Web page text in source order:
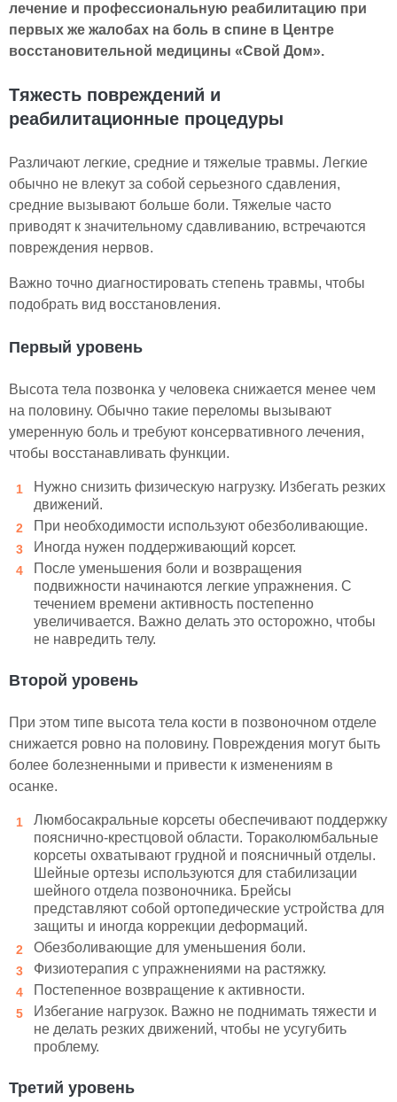
лечение и профессиональную реабилитацию при
первых же жалобах на боль в спине в Центре
восстановительной медицины «Свой Дом».
Тяжесть повреждений и
реабилитационные процедуры
Различают легкие, средние и тяжелые травмы. Легкие
обычно не влекут за собой серьезного сдавления,
средние вызывают больше боли. Тяжелые часто
приводят к значительному сдавливанию, встречаются
повреждения нервов.
Важно точно диагностировать степень травмы, чтобы
подобрать вид восстановления.
Первый уровень
Высота тела позвонка у человека снижается менее чем
на половину. Обычно такие переломы вызывают
умеренную боль и требуют консервативного лечения,
чтобы восстанавливать функции.
Нужно снизить физическую нагрузку. Избегать резких
движений.
При необходимости используют обезболивающие.
Иногда нужен поддерживающий корсет.
После уменьшения боли и возвращения
подвижности начинаются легкие упражнения. С
течением времени активность постепенно
увеличивается. Важно делать это осторожно, чтобы
не навредить телу.
Второй уровень
При этом типе высота тела кости в позвоночном отделе
снижается ровно на половину. Повреждения могут быть
более болезненными и привести к изменениям в
осанке.
Люмбосакральные корсеты обеспечивают поддержку
пояснично-крестцовой области. Тораколюмбальные
корсеты охватывают грудной и поясничный отделы.
Шейные ортезы используются для стабилизации
шейного отдела позвоночника. Брейсы
представляют собой ортопедические устройства для
защиты и иногда коррекции деформаций.
Обезболивающие для уменьшения боли.
Физиотерапия с упражнениями на растяжку.
Постепенное возвращение к активности.
Избегание нагрузок. Важно не поднимать тяжести и
не делать резких движений, чтобы не усугубить
проблему.
Третий уровень